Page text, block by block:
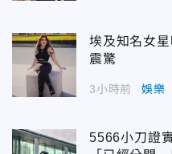
埃及知名女
震驚
3小時前 娛樂
5566小刀證